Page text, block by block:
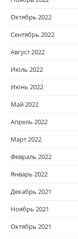
Октябрь 2022
Сентябрь 2022
Август 2022
Июль 2022
Июнь 2022
Май 2022
Апрель 2022
Март 2022
Февраль 2022
Январь 2022
Декабрь 2021
Ноябрь 2021
Октябрь 2021